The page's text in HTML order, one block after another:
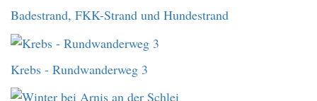
Badestrand, FKK-Strand und Hundestrand
Krebs - Rundwanderweg 3